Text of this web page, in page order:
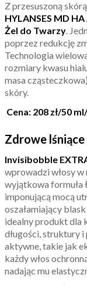
Z przesuszoną
HYLANSES MD
Żel do Twarzy.
poprzez redukcję
Technologia
rozmiary kwasu
masa
skóry.
Cena: 208 zł/50 ml/
Zdrowe lśniące
Invisibobble
wprowadzi włosy w
wyjątkowa formuła
imponującą mocą
oszałamiający
idealny produkt dla
długości, struktury i
aktywne, takie jak
każdy włos
nadając mu